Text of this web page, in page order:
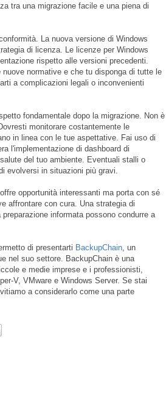
tra una migrazione facile e una piena di
La nuova versione di Windows
di licenza. Le licenze per Windows
rispetto alle versioni precedenti.
normative e che tu disponga di tutte le
a complicazioni legali o inconvenienti
fondamentale dopo la migrazione. Non è
monitorare costantemente le
in linea con le tue aspettative. Fai uso di
l'implementazione di dashboard di
del tuo ambiente. Eventuali stalli o
evolversi in situazioni più gravi.
opportunità interessanti ma porta con sé
affrontare con cura. Una strategia di
informata possono condurre a
di presentarti BackupChain, un
nel suo settore. BackupChain è una
e medie imprese e i professionisti,
V, VMware e Windows Server. Se stai
a considerarlo come una parte